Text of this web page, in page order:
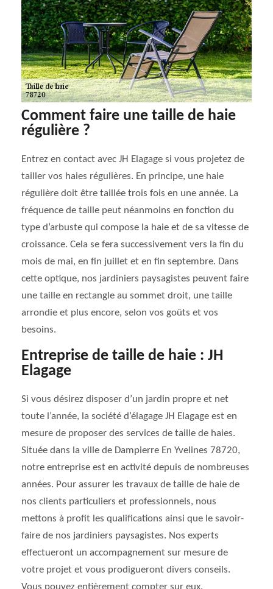
Comment faire une taille de haie
régulière ?
Entrez en contact avec JH Elagage si vous projetez de
tailler vos haies régulières. En principe, une haie
régulière doit être taillée trois fois en une année. La
fréquence de taille peut néanmoins en fonction du
type d’arbuste qui compose la haie et de sa vitesse de
croissance. Cela se fera successivement vers la fin du
mois de mai, en fin juillet et en fin septembre. Dans
cette optique, nos jardiniers paysagistes peuvent faire
une taille en rectangle au sommet droit, une taille
arrondie et plus encore, selon vos goûts et vos
besoins.
Entreprise de taille de haie : JH
Elagage
Si vous désirez disposer d’un jardin propre et net
toute l’année, la société d’élagage JH Elagage est en
mesure de proposer des services de taille de haies.
Située dans la ville de Dampierre En Yvelines 78720,
notre entreprise est en activité depuis de nombreuses
années. Pour assurer les travaux de taille de haie de
nos clients particuliers et professionnels, nous
mettons à profit les qualifications ainsi que le savoir-
faire de nos jardiniers paysagistes. Nos experts
effectueront un accompagnement sur mesure de
votre projet et vous prodigueront divers conseils.
Vous pouvez entièrement compter sur eux.